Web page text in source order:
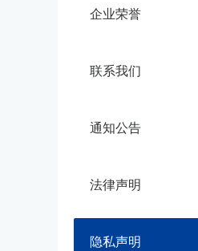
企业荣誉
联系我们
通知公告
法律声明
隐私声明